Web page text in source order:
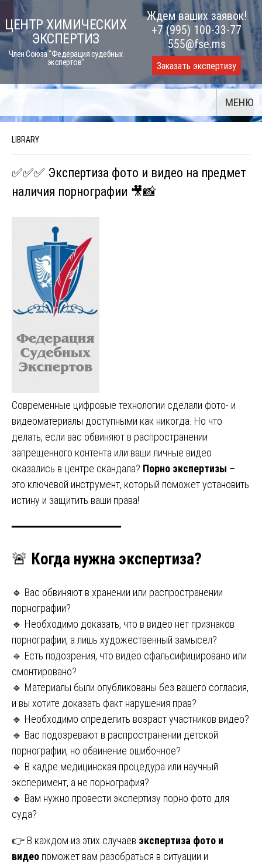
Skip
to
content
ЦЕНТР ХИМИЧЕСКИХ
ЭКСПЕРТИЗ
Член Союза "Федерация судебных
экспертов"
Ждем ваших заявок!
+7 (995) 100-33-77
555@fse.ms
Заказать экспертизу
МЕНЮ
LIBRARY
✅✅✅ Экспертиза фото и видео на предмет
наличия порнографии 🎥📸
Современные цифровые технологии сделали фото- и
видеоматериалы доступными как никогда. Но что
делать, если вас обвиняют в распространении
запрещенного контента или ваши личные видео
оказались в центре скандала? Порно экспертизы –
это ключевой инструмент, который поможет установить
истину и защитить ваши права!
━━━━━━━━━━━━━━━━━
🚨 Когда нужна экспертиза?
🔹 Вас обвиняют в хранении или распространении
порнографии?
🔹 Необходимо доказать, что в видео нет признаков
порнографии, а лишь художественный замысел?
🔹 Есть подозрения, что видео сфальсифицировано или
смонтировано?
🔹 Материалы были опубликованы без вашего согласия,
и вы хотите доказать факт нарушения прав?
🔹 Необходимо определить возраст участников видео?
🔹 Вас подозревают в распространении детской
порнографии, но обвинение ошибочное?
🔹 В кадре медицинская процедура или научный
эксперимент, а не порнография?
🔹 Вам нужно провести экспертизу порно фото для
суда?
👉 В каждом из этих случаев экспертиза фото и
видео поможет вам разобраться в ситуации и